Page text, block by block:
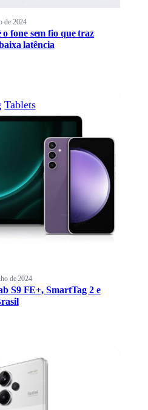
de 2024
fone sem fio que traz
latência
Tablets
de 2024
S9 FE+, SmartTag 2 e